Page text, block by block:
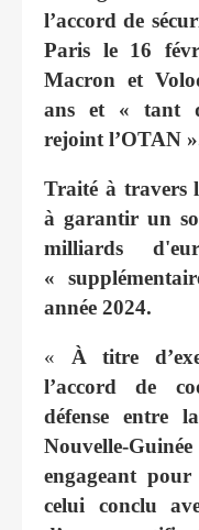
l’accord de
Paris le 16
Macron et
ans et « tant
rejoint l’OTAN
Traité à travers
à garantir un
milliards
«
année 2024.
« À titre
l’accord de
défense entre
Nouvelle-
engageant
celui conclu